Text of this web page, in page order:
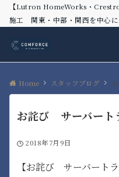
【Lutron HomeWorks・
施工 関東・中部・関西を中心に
Home スタッフブログ
お詫び サーバート
2018年7月9日
【お詫び サーバートラ